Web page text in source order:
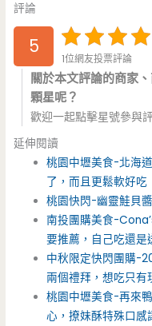
評論
5
1位網友投票評論
關於本文評論的商家
顆星呢？
歡迎一起點擊星號參與
延伸閱讀
桃園中壢美食-北海
了，而且更鬆軟好吃
桃園快閃-幽靈鮭貝
南投團購美食-
要推薦，自己吃還是
中秋限定快閃團購-
兩個禮拜，想吃只有
桃園中壢美食-再來
心，撩妹酥特殊口感